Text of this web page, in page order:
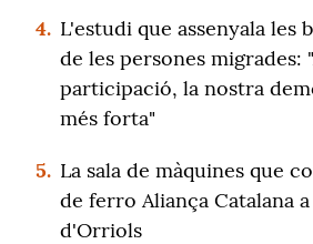
4. L'estudi que assenyala les
de les persones migrades:
participació, la nostra
més forta"
5. La sala de màquines que
de ferro Aliança Catalana
d'Orriols